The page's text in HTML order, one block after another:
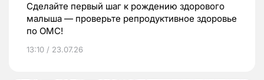
Сделайте первый шаг к рождению здорового
малыша — проверьте репродуктивное здоровье
по ОМС!
13:10 / 23.07.26